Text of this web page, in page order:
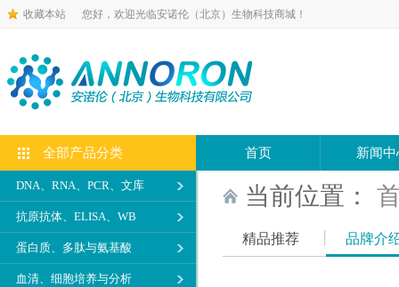
收藏本站 您好，欢迎光临安诺伦（北京）生物科技商城！
全部产品分类
DNA、RNA、PCR、文库
抗原抗体、ELISA、WB
蛋白质、多肽与氨基酸
血清、细胞培养与分析
首页 新闻中
当前位置：
精品推荐 品牌介